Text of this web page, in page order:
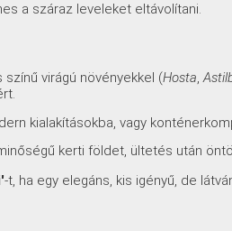
a száraz leveleket eltávolítani.
színű virágú növényekkel (Hosta,
kialakításokba, vagy
kerti földet, ültetés után
-t, ha egy elegáns, kis igényű, de